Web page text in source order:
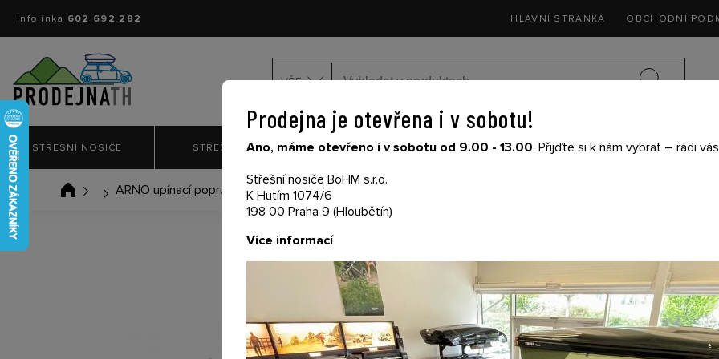
Infolinka 602 692 282 HLAVNÍ STRÁNKA OBCHODNÍ
VŠE
STŘEŠNÍ NOSIČE STŘEŠNÍ BOXY NOSIČE NA KOLA DĚTSKÉ KOČÁRKY
SEDAČKY DO
THULE
ARNO upínací popruh 200cm Strong - červený
STRONG - ČERVENÝ
Cena s DPH:
Prodejna je otevřena i v sobotu!
Ano, máme otevřeno i v sobotu od 9.00 - 13.00. Přijďte si k nám vybrat – rádi
Střešní nosiče BöHM s.r.o.
K Hutím 1074/6
198 00 Praha 9 (Hloubětín)
Vice informací